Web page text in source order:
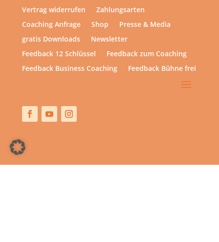
Vertrag widerrufen
Zahlungsarten
Coaching Anfrage
Shop
Presse & Media
gratis Downloads
Newsletter
Feedback 12 Schlüssel
Feedback zum Coaching
Feedback Business Coaching
Feedback Bühne frei